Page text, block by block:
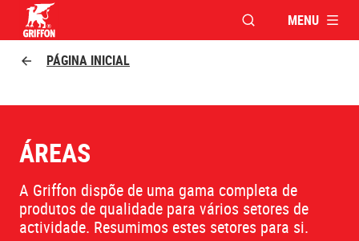
Griffon logo
ABRIR JANELA
MENU
PÁGINA INICIAL
ÁREAS
A Griffon dispõe de uma gama completa de
produtos de qualidade para vários setores de
actividade. Resumimos estes setores para si.